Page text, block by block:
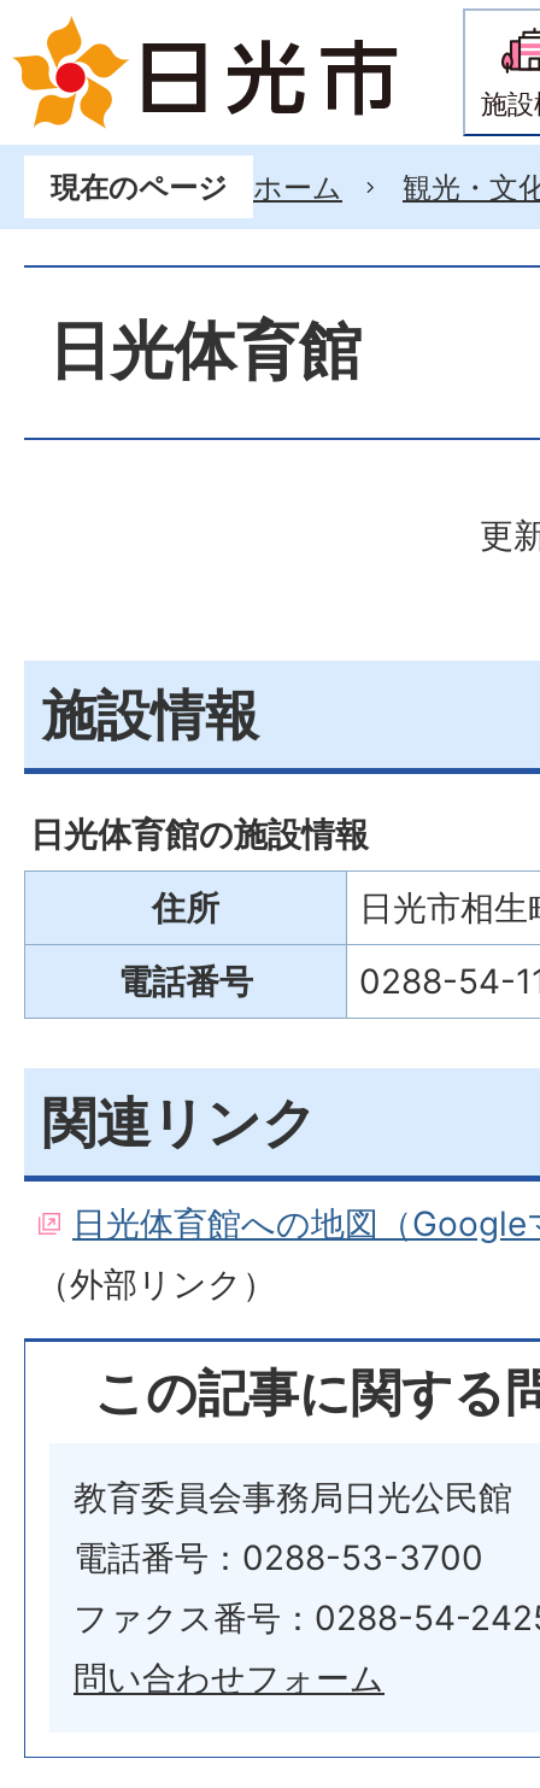
施
現在のページ ホーム 観光・文
日光体育館
更
施設情報
日光体育館の施設情報
住所
日光市相生
電話番号
0288-54-
関連リンク
日光体育館への地図（
（外部リンク）
この記事に関する
教育委員会事務局日光公民館
電話番号：0288-53-3700
ファクス番号：0288-54-
問い合わせフォーム